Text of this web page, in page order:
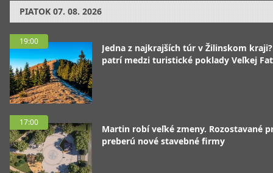
PIATOK 07. 08. 2026
19:00
Jedna z najkrajších túr v Žilinskom
patrí medzi turistické poklady Veľkej
17:00
Martin robí veľké zmeny. Rozostavané
preberú nové stavebné firmy